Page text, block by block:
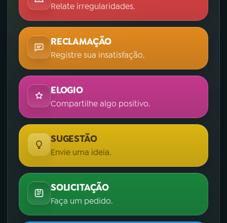
Relate irregularidades.
RECLAMAÇÃO
Registre sua insatisfação.
ELOGIO
Compartilhe algo positivo.
SUGESTÃO
Envie uma ideia.
SOLICITAÇÃO
Faça um pedido.